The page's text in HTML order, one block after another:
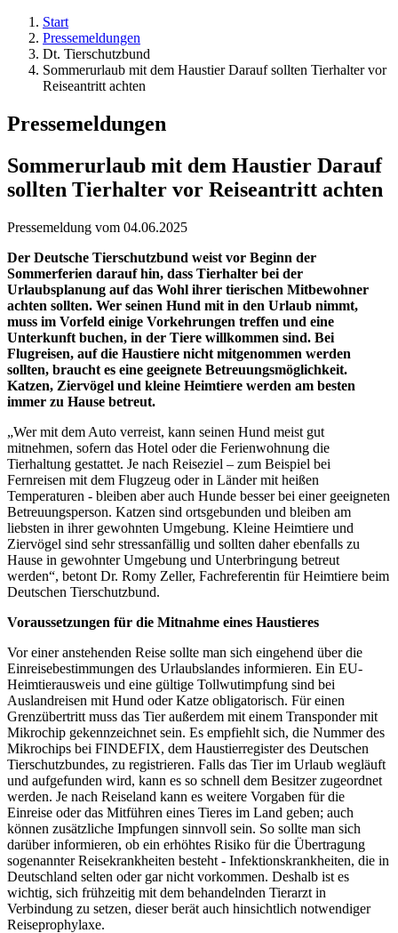
Start
Pressemeldungen
Dt. Tierschutzbund
Sommerurlaub mit dem Haustier Darauf sollten Tierhalter vor
Reiseantritt achten
Pressemeldungen
Sommerurlaub mit dem Haustier Darauf
sollten Tierhalter vor Reiseantritt achten
Pressemeldung vom 04.06.2025
Der Deutsche Tierschutzbund weist vor Beginn der
Sommerferien darauf hin, dass Tierhalter bei der
Urlaubsplanung auf das Wohl ihrer tierischen Mitbewohner
achten sollten. Wer seinen Hund mit in den Urlaub nimmt,
muss im Vorfeld einige Vorkehrungen treffen und eine
Unterkunft buchen, in der Tiere willkommen sind. Bei
Flugreisen, auf die Haustiere nicht mitgenommen werden
sollten, braucht es eine geeignete Betreuungsmöglichkeit.
Katzen, Ziervögel und kleine Heimtiere werden am besten
immer zu Hause betreut.
„Wer mit dem Auto verreist, kann seinen Hund meist gut
mitnehmen, sofern das Hotel oder die Ferienwohnung die
Tierhaltung gestattet. Je nach Reiseziel – zum Beispiel bei
Fernreisen mit dem Flugzeug oder in Länder mit heißen
Temperaturen - bleiben aber auch Hunde besser bei einer geeigneten
Betreuungsperson. Katzen sind ortsgebunden und bleiben am
liebsten in ihrer gewohnten Umgebung. Kleine Heimtiere und
Ziervögel sind sehr stressanfällig und sollten daher ebenfalls zu
Hause in gewohnter Umgebung und Unterbringung betreut
werden“, betont Dr. Romy Zeller, Fachreferentin für Heimtiere beim
Deutschen Tierschutzbund.
Voraussetzungen für die Mitnahme eines Haustieres
Vor einer anstehenden Reise sollte man sich eingehend über die
Einreisebestimmungen des Urlaubslandes informieren. Ein EU-
Heimtierausweis und eine gültige Tollwutimpfung sind bei
Auslandreisen mit Hund oder Katze obligatorisch. Für einen
Grenzübertritt muss das Tier außerdem mit einem Transponder mit
Mikrochip gekennzeichnet sein. Es empfiehlt sich, die Nummer des
Mikrochips bei FINDEFIX, dem Haustierregister des Deutschen
Tierschutzbundes, zu registrieren. Falls das Tier im Urlaub wegläuft
und aufgefunden wird, kann es so schnell dem Besitzer zugeordnet
werden. Je nach Reiseland kann es weitere Vorgaben für die
Einreise oder das Mitführen eines Tieres im Land geben; auch
können zusätzliche Impfungen sinnvoll sein. So sollte man sich
darüber informieren, ob ein erhöhtes Risiko für die Übertragung
sogenannter Reisekrankheiten besteht - Infektionskrankheiten, die in
Deutschland selten oder gar nicht vorkommen. Deshalb ist es
wichtig, sich frühzeitig mit dem behandelnden Tierarzt in
Verbindung zu setzen, dieser berät auch hinsichtlich notwendiger
Reiseprophylaxe.